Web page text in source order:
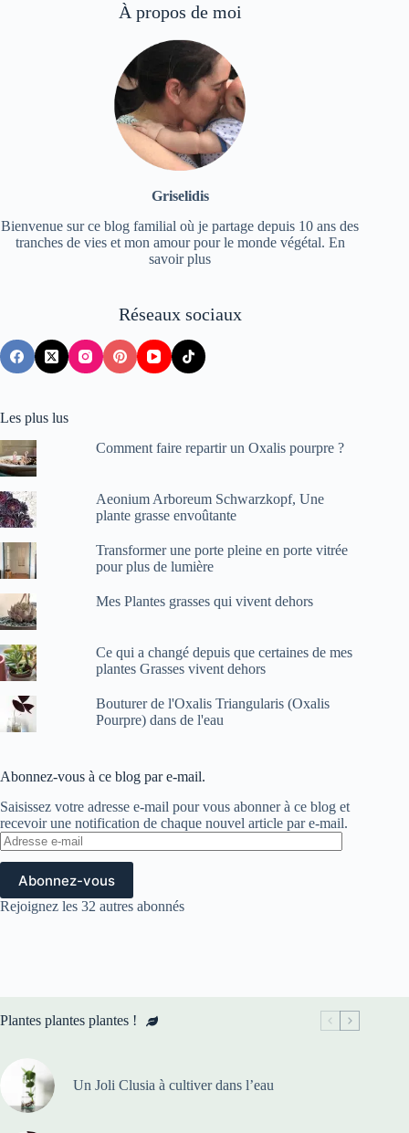
À propos de moi
Griselidis
Bienvenue sur ce blog familial où je partage depuis 10 ans des
tranches de vies et mon amour pour le monde végétal. En
savoir plus
Réseaux sociaux
Les plus lus
Comment faire repartir un Oxalis pourpre ?
Aeonium Arboreum Schwarzkopf, Une
plante grasse envoûtante
Transformer une porte pleine en porte vitrée
pour plus de lumière
Mes Plantes grasses qui vivent dehors
Ce qui a changé depuis que certaines de mes
plantes Grasses vivent dehors
Bouturer de l'Oxalis Triangularis (Oxalis
Pourpre) dans de l'eau
Abonnez-vous à ce blog par e-mail.
Saisissez votre adresse e-mail pour vous abonner à ce blog et
recevoir une notification de chaque nouvel article par e-mail.
Adresse
e-
Abonnez-vous
Rejoignez les 32 autres abonnés
Plantes plantes plantes !
Un Joli Clusia à cultiver dans l’eau